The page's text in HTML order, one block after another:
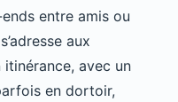
entre amis ou
aux
avec un
en dortoir,